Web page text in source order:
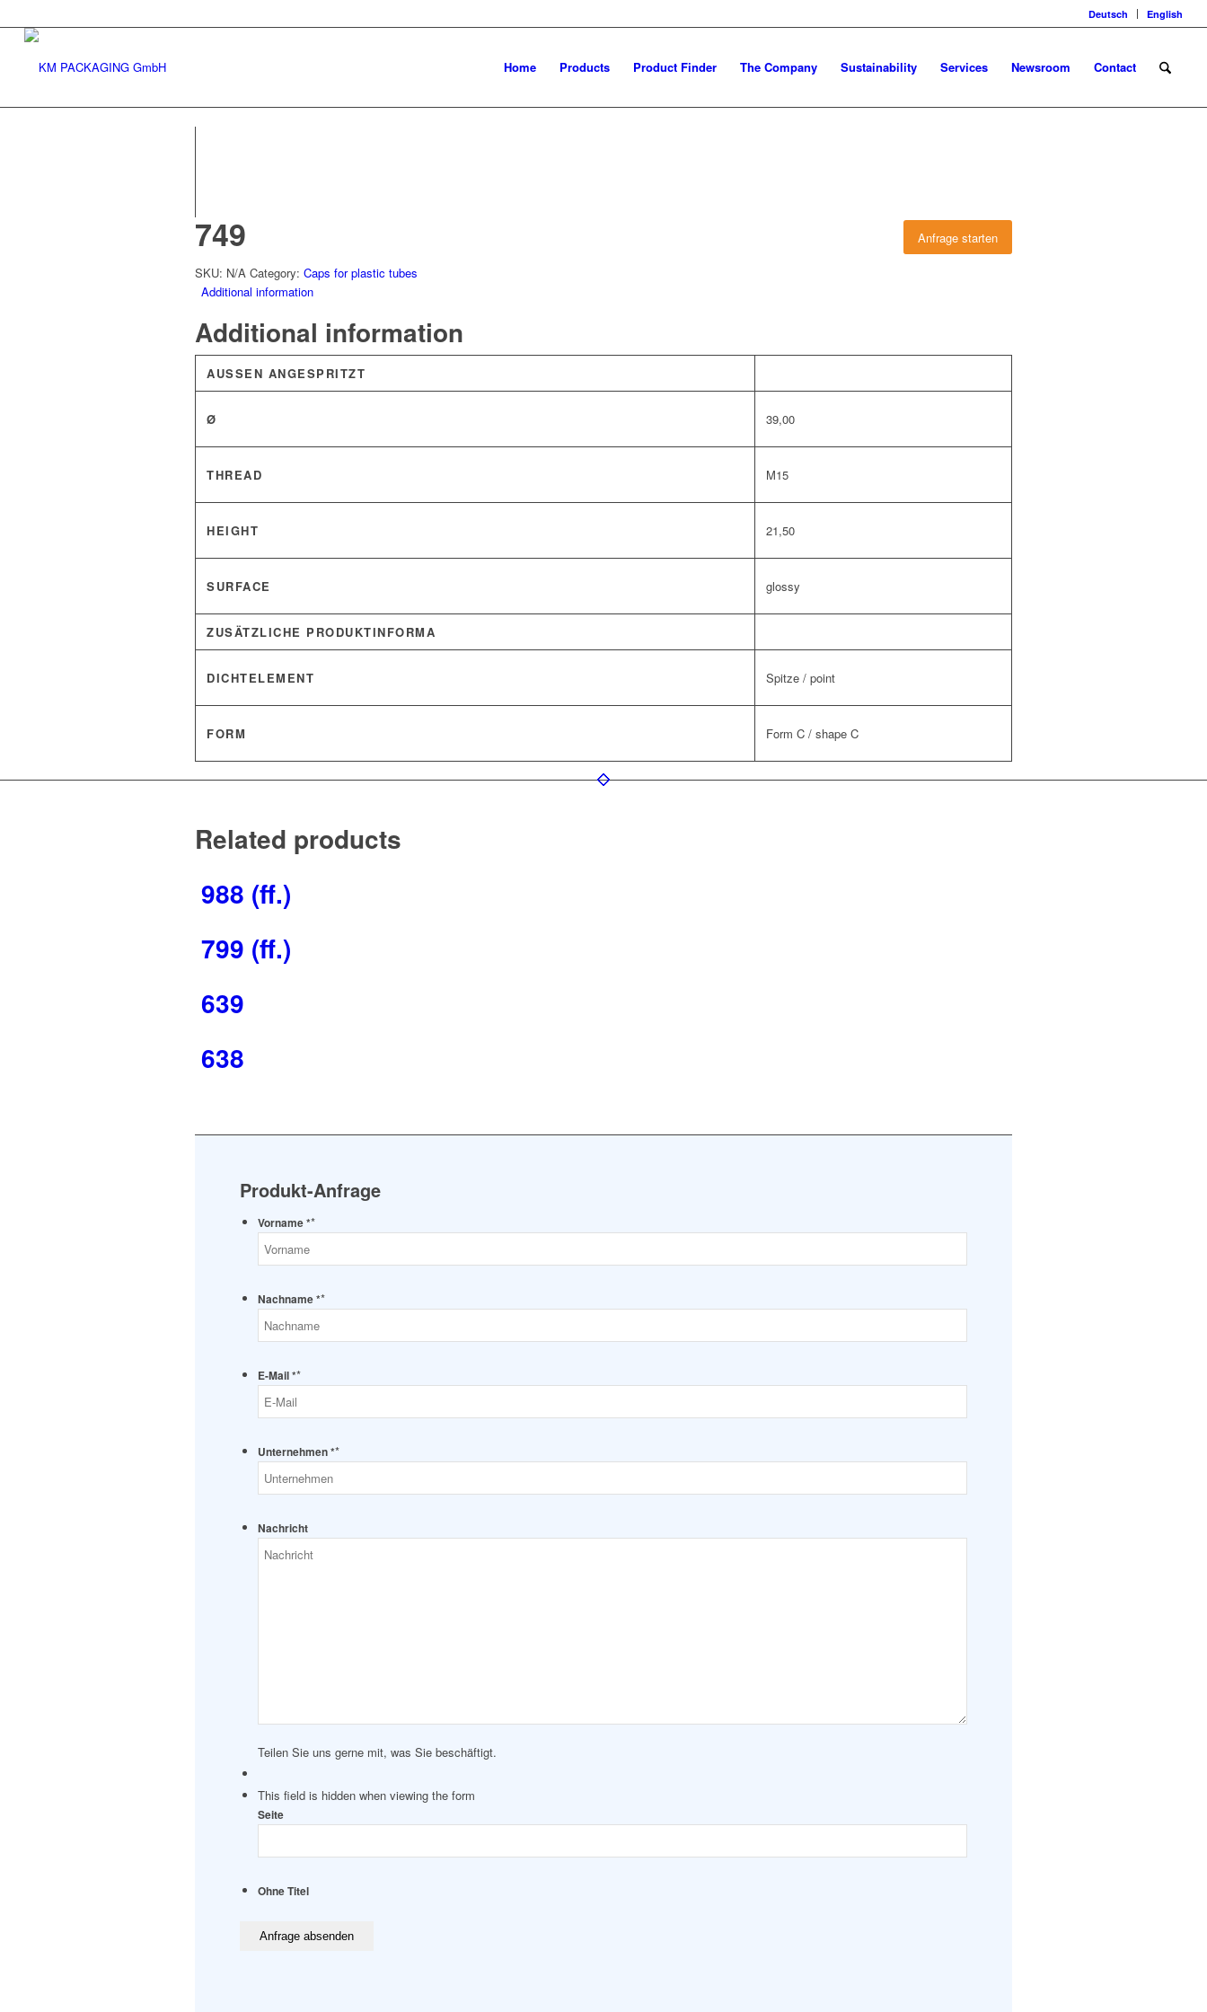
Deutsch English
Home Products Product Finder The Company Sustainability Services Newsroom Contact
Anfrage starten
749
SKU: N/A Category: Caps for plastic tubes
Additional information
Additional information
AUSSEN ANGESPRITZT
Ø 39,00
THREAD M15
HEIGHT 21,50
SURFACE glossy
ZUSÄTZLICHE PRODUKTINFORMA
DICHTELEMENT Spitze / point
FORM Form C / shape C
Related products
988 (ff.)
799 (ff.)
639
638
Produkt-Anfrage
Vorname **
Nachname **
E-Mail **
Unternehmen **
Nachricht
Teilen Sie uns gerne mit, was Sie beschäftigt.
This field is hidden when viewing the form
Seite
Ohne Titel